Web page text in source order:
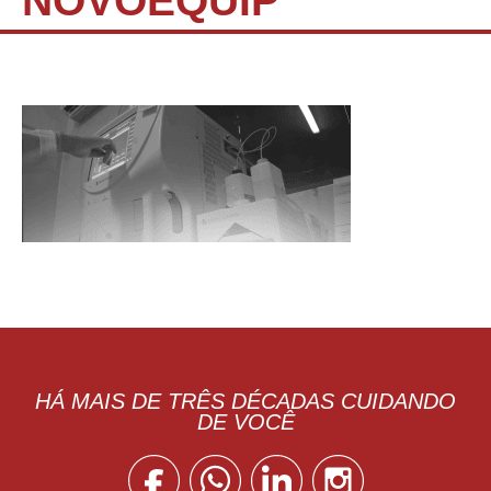
HÁ MAIS DE TRÊS DÉCADAS CUIDANDO
DE VOCÊ